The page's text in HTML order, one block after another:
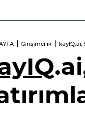
Girişimcilik